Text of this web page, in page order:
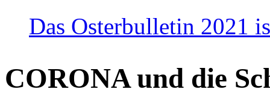
Das Osterbulletin 2021
CORONA und die